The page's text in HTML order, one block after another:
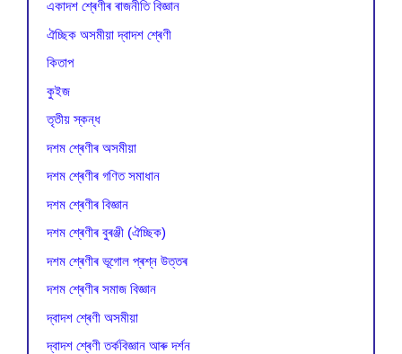
একাদশ শ্ৰেণীৰ ৰাজনীতি বিজ্ঞান
ঐচ্ছিক অসমীয়া দ্বাদশ শ্ৰেণী
কিতাপ
কুইজ
তৃতীয় স্কন্ধ
দশম শ্ৰেণীৰ অসমীয়া
দশম শ্ৰেণীৰ গণিত সমাধান
দশম শ্ৰেণীৰ বিজ্ঞান
দশম শ্ৰেণীৰ বুৰঞ্জী (ঐচ্ছিক)
দশম শ্ৰেণীৰ ভূগোল প্ৰশ্ন উত্তৰ
দশম শ্ৰেণীৰ সমাজ বিজ্ঞান
দ্বাদশ শ্ৰেণী অসমীয়া
দ্বাদশ শ্ৰেণী তৰ্কবিজ্ঞান আৰু দৰ্শন